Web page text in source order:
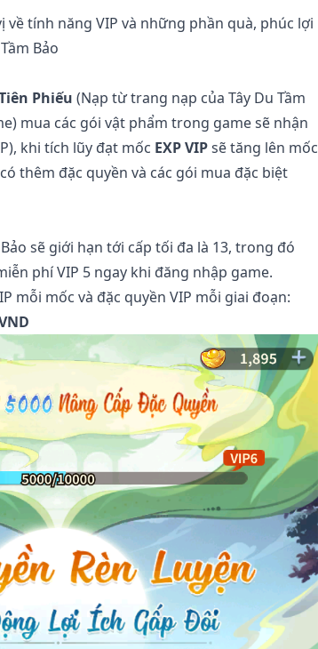
về tính năng VIP và những phần quà, phúc lợi
Bảo
Phiếu (Nạp từtrang nạp của Tây Du Tầm
mua các gói vật phẩm trong game sẽ nhận
khi tích lũy đạt mốc EXP VIPsẽ tăng lên mốc
thêm đặc quyền và các gói mua đặc biệt
sẽ giới hạn tới cấp tối đa là 13, trong đó
phí VIP 5 ngay khi đăng nhập game.
mỗi mốc và đặc quyền VIP mỗi giai đoạn: